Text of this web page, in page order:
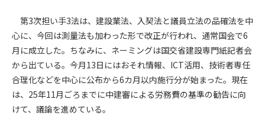
第3次担い手3法は、建設業法、入契法と議員立法の品確法を中
心に、今回は測量法も加わった形で改正が行われ、通常国会で6
月に成立した。ちなみに、ネーミングは国交省建設専門紙記者会
から出ている。今月13日にはおそれ情報、ICT活用、技術者専任
合理化などを中心に公布から6カ月以内施行分が始まった。現在
は、25年11月ごろまでに中建審による労務費の基準の勧告に向
けて、議論を進めている。
その他形態を問わず、第三者に利用させることはできませ
ん。
3. 会員は、IDおよびパスワードの管理不十分、使用上の過誤、
第三者（他の会員を含む）の使用等による損害について責任
を負うものとし、管理者は一切責任を負いません。
第6条（会員の禁止事項）
1. 会員は建設資料館WEB上で以下の行為をしないものとしま